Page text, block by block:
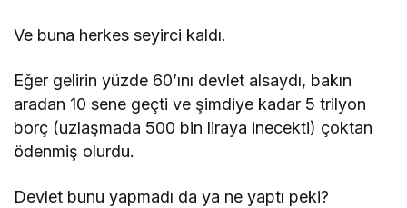
Ve buna herkes seyirci kaldı.
Eğer gelirin yüzde 60’ını devlet alsaydı, bakın
aradan 10 sene geçti ve şimdiye kadar 5 trilyon
borç (uzlaşmada 500 bin liraya inecekti) çoktan
ödenmiş olurdu.
Devlet bunu yapmadı da ya ne yaptı peki?